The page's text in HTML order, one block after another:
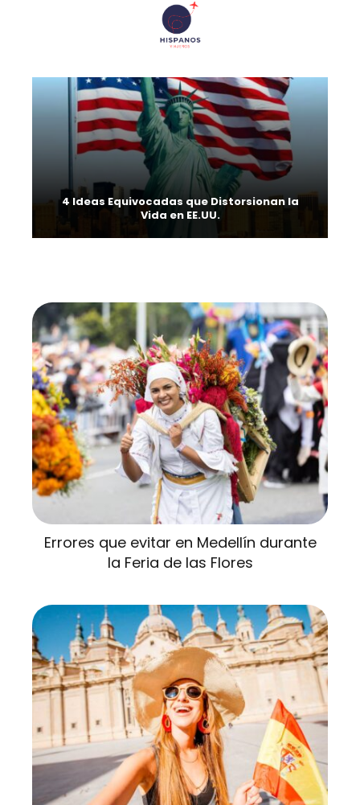
4 Ideas Equivocadas que Distorsionan la
Vida en EE.UU.
Errores que evitar en Medellín durante
la Feria de las Flores